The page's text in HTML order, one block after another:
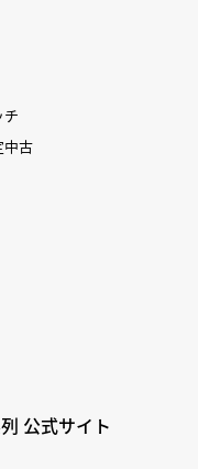
中古
公式サイト